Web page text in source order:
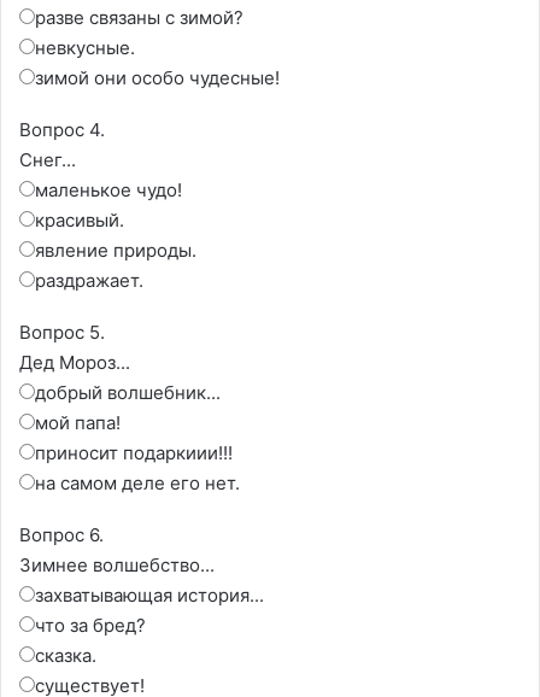
разве связаны с зимой?
невкусные.
зимой они особо чудесные!
Вопрос 4.
Снег...
маленькое чудо!
красивый.
явление природы.
раздражает.
Вопрос 5.
Дед Мороз...
добрый волшебник...
мой папа!
приносит подаркиии!!!
на самом деле его нет.
Вопрос 6.
Зимнее волшебство...
захватывающая история...
что за бред?
сказка.
существует!